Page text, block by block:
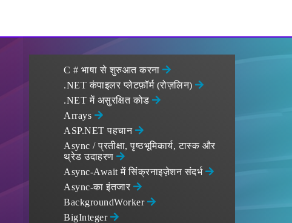
C # भाषा से शुरुआत करना
.NET कंपाइलर प्लेटफ़ॉर्म (रोज़लिन)
.NET में असुरक्षित कोड
Arrays
ASP.NET पहचान
Async / प्रतीक्षा, पृष्ठभूमिकार्य, टास्क और
थ्रेड उदाहरण
Async-Await में सिंक्रनाइज़ेशन संदर्भ
Async-का इंतजार
BackgroundWorker
BigInteger